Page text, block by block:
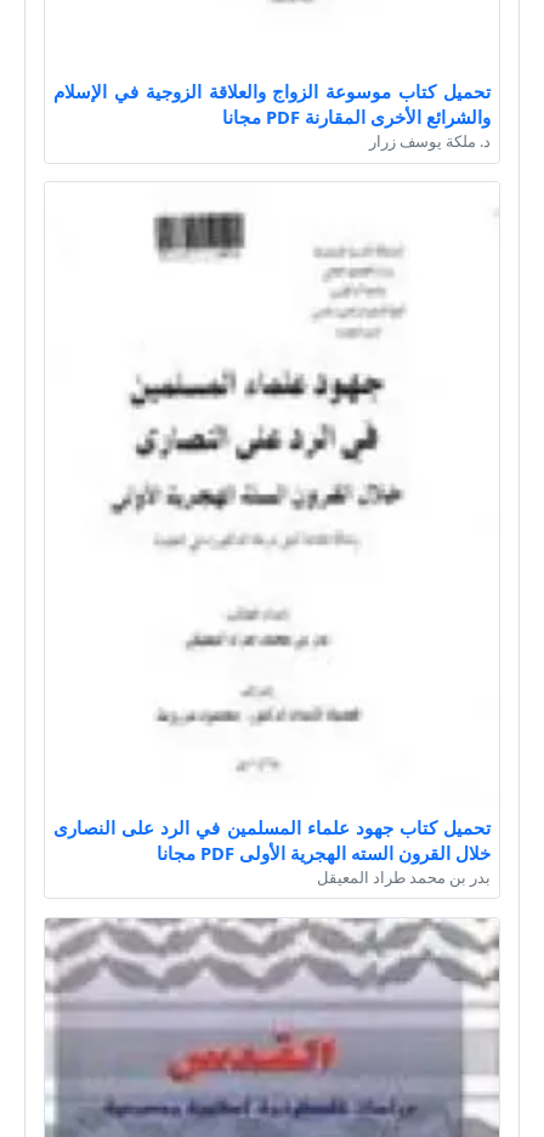
تحميل كتاب موسوعة الزواج والعلاقة الزوجية في الإسلام
والشرائع الأخرى المقارنة PDF مجانا
د. ملكة يوسف زرار
تحميل كتاب جهود علماء المسلمين في الرد على النصارى
خلال القرون السته الهجرية الأولى PDF مجانا
بدر بن محمد طراد المعيقل